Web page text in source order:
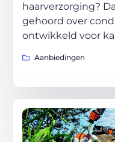
haarverzorging?
gehoord over
ontwikkeld voor
Aanbiedingen